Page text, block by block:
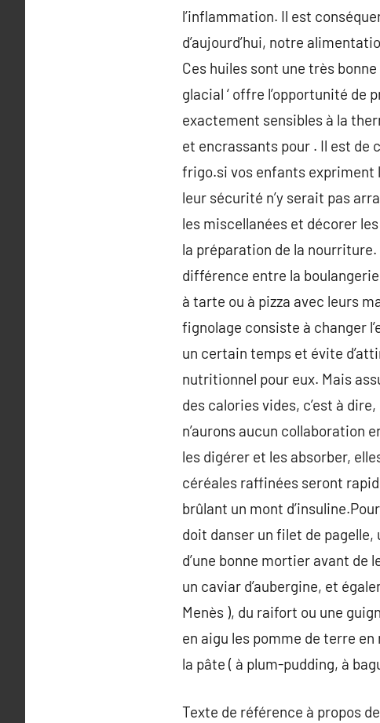
l’inflammation. Il est
d’aujourd’hui, notre
Ces huiles sont une très
glacial ‘ offre l’opportunité de
exactement sensibles à la
et encrassants pour . Il est de
frigo.si vos enfants expriment
leur sécurité n’y serait pas
les miscellanées et décorer
la préparation de la
différence entre la
à tarte ou à pizza avec leurs
fignolage consiste à changer
un certain temps et évite
nutritionnel pour eux. Mais
des calories vides, c’est à
n’aurons aucun collaboration
les digérer et les absorber,
céréales raffinées seront
brûlant un mont
doit danser un filet de pagelle,
d’une bonne mortier avant de
un caviar d’aubergine, et
Menès ), du raifort ou une
en aigu les pomme de terre
la pâte ( à plum-pudding, à
Texte de référence à propos de